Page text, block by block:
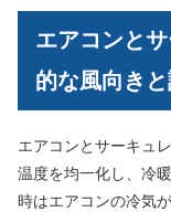
エアコンと
的な風向き
エアコンとサーキュ
温度を均一化し、冷
時はエアコンの冷気